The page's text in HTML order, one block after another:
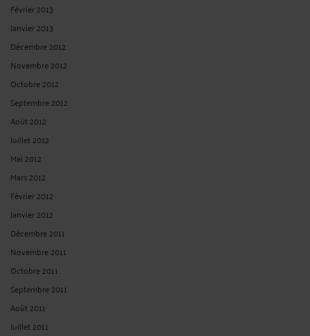
Février 2013
Janvier 2013
Décembre 2012
Novembre 2012
Octobre 2012
Septembre 2012
Août 2012
Juillet 2012
Mai 2012
Mars 2012
Février 2012
Janvier 2012
Décembre 2011
Novembre 2011
Octobre 2011
Septembre 2011
Août 2011
Juillet 2011